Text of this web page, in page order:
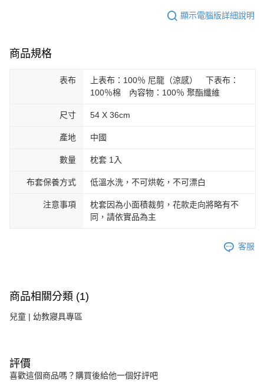
顯示電腦版詳細說明
商品規格
表布
上表布：100％ 尼龍（涼感） 下表布：
100％棉 內容物：100％ 聚酯纖維
尺寸 54 X 36cm
產地 中國
數量 枕套 1入
布套保養方式 低溫水洗，不可烘乾，不可漂白
注意事項
枕套因為小面積裁剪，花款走向將略有不
同，請依實品為主
客服
商品相關分類 (1)
兒童 | 幼教寢具專區
評價
喜歡這個商品嗎？購買後給他一個好評吧